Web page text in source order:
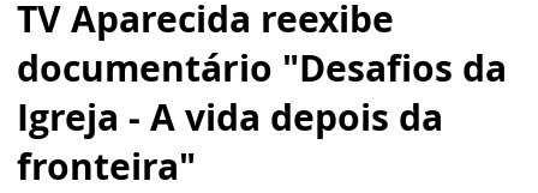
TV Aparecida reexibe
documentário "Desafios da
Igreja - A vida depois da
fronteira"